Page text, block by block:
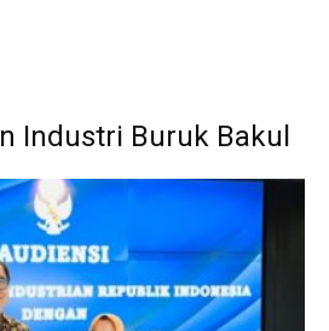
Industri Buruk Bakul